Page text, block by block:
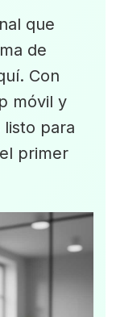
que
de
Con
móvil y
para
primer